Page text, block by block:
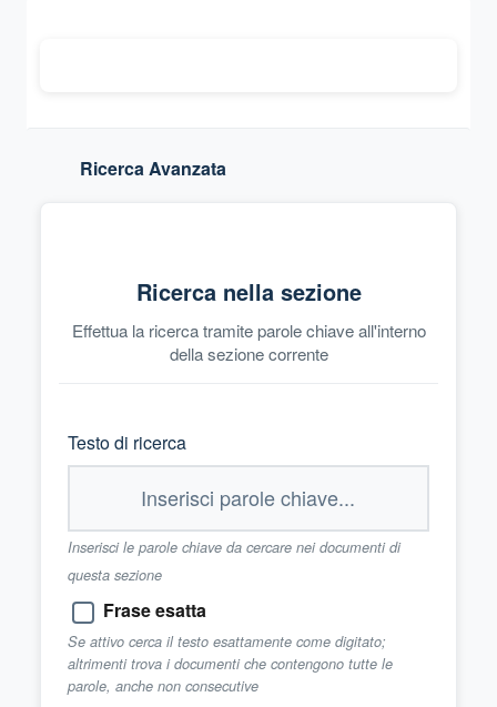
Ricerca Avanzata
Ricerca nella sezione
Effettua la ricerca tramite parole chiave all'interno
della sezione corrente
Testo di ricerca
Inserisci le parole chiave da cercare nei documenti di
questa sezione
Frase esatta
Se attivo cerca il testo esattamente come digitato;
altrimenti trova i documenti che contengono tutte le
parole, anche non consecutive